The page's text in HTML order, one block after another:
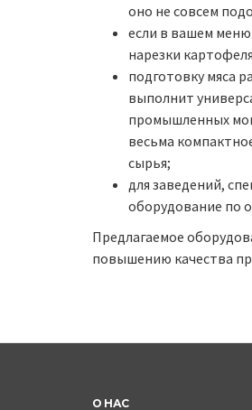
оно не совсем
если в вашем
нарезки
подготовку мяса
выполнит
промышленных
весьма
сырья;
для заведений,
оборудование по
Предлагаемое
повышению качества
О НАС